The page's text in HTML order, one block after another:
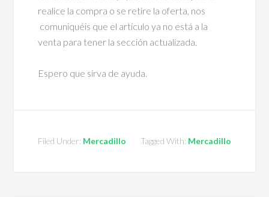
realice la compra o se retire la oferta, nos
comuniquéis que el artículo ya no está a la
venta para tener la sección actualizada.
Espero que sirva de ayuda.
Filed Under: Mercadillo Tagged With: Mercadillo